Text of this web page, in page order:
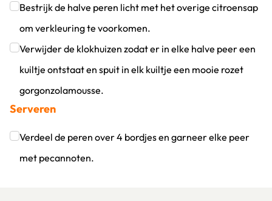
Klik om dit selectievakje aan te vinken
Bestrijk de halve peren licht met het overige citroensap
om verkleuring te voorkomen.
Klik om dit selectievakje aan te vinken
Verwijder de klokhuizen zodat er in elke halve peer een
kuiltje ontstaat en spuit in elk kuiltje een mooie rozet
gorgonzolamousse.
Klik om dit selectievakje aan te vinken
Serveren
Verdeel de peren over 4 bordjes en garneer elke peer
met pecannoten.